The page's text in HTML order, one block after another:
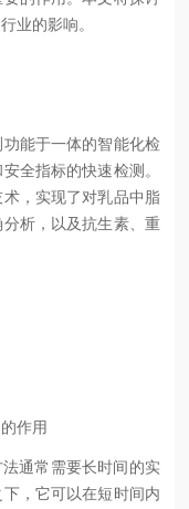
业的影响。
能于一体的智能化检
全指标的快速检测。
，实现了对乳品中脂
析，以及抗生素、重
作用
通常需要长时间的实
，它可以在短时间内